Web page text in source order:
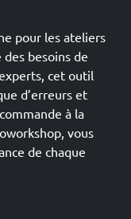
pour les ateliers
besoins de
cet outil
d’erreurs et
à la
vous
de chaque